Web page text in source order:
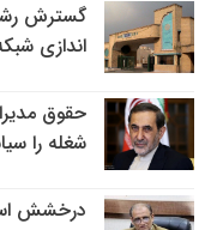
گسترش
اندازی
حقوق
شغله را
درخشش